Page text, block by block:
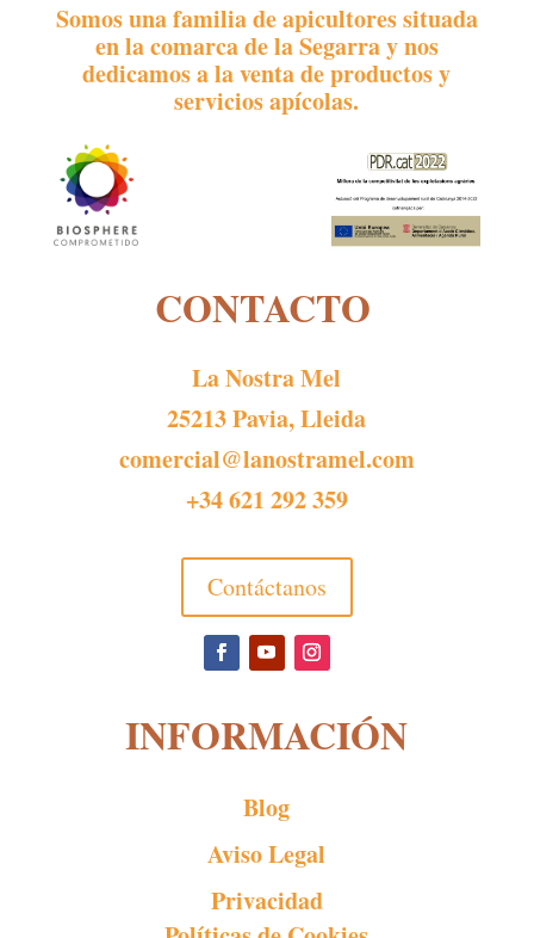
Somos una familia de apicultores situada
en la comarca de la Segarra y nos
dedicamos a la venta de productos y
servicios apícolas.
CONTACTO
La Nostra Mel
25213 Pavia, Lleida
comercial@lanostramel.com
+34 621 292 359
Contáctanos
INFORMACIÓN
Blog
Aviso Legal
Privacidad